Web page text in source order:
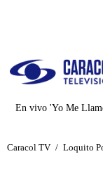
En vivo 'Yo Me
Caracol TV / Loquito